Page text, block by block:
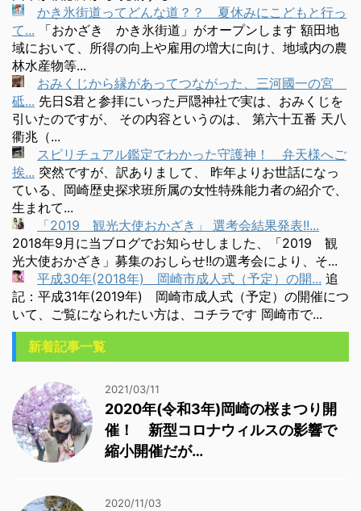
かき氷街道ってどんな道？？ 夏休みにこどもと行っ
て...
「おかざき かき氷街道」がオープンします 額田地
域において、所得の向上や雇用の増大に向け、地域内の農
林水産物等...
おみくじから縁があってつながった、三河國一の宮
砥... 先日S君と参拝にいった戸隠神社で実は、おみくじを
引いたのですが、 その内容というのは、 第六十五番 天八
衢兆（...
スピリチュアル鑑定でわかった守護神！ 弁天様へご
挨... 突然ですが、訳ありまして、 昨年よりお世話になっ
ている、岡崎歴史探求班所属の女性特殊能力者の紹介で、
生まれて...
「2019 観光大使おかざき」 選考会結果発表!!...
2018年9月に当ブログでお知らせしました、「2019 観
光大使おかざき」募集のおしらせ!!の選考会により、そ...
平成30年(2018年) 岡崎市成人式（予定）の開... 追
記：平成31年(2019年) 岡崎市成人式（予定）の開催につ
いて、ご覧になられたい方は、コチラです 岡崎市で...
新着記事一覧
2021/03/11
2020年(令和3年)岡崎の桜まつり開
催！ 新型コロナウィルスの影響で
縮小開催だが…
2020/11/03